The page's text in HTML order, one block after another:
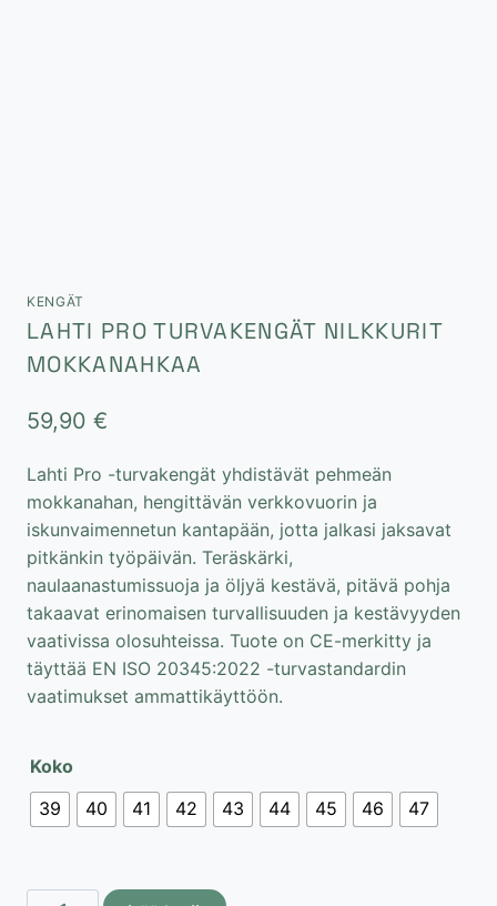
KENGÄT
LAHTI PRO TURVAKENGÄT NILKKURIT
MOKKANAHKAA
59,90 €
Lahti Pro -turvakengät yhdistävät pehmeän
mokkanahan, hengittävän verkkovuorin ja
iskunvaimennetun kantapään, jotta jalkasi jaksavat
pitkänkin työpäivän. Teräskärki,
naulaanastumissuoja ja öljyä kestävä, pitävä pohja
takaavat erinomaisen turvallisuuden ja kestävyyden
vaativissa olosuhteissa. Tuote on CE-merkitty ja
täyttää EN ISO 20345:2022 -turvastandardin
vaatimukset ammattikäyttöön.
Koko
39
40 41 42 43 44 45 46 47
Lahti